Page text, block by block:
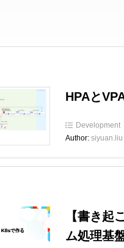
HPAと
Development
Author: siyuan.liu
【書き
ム処理基